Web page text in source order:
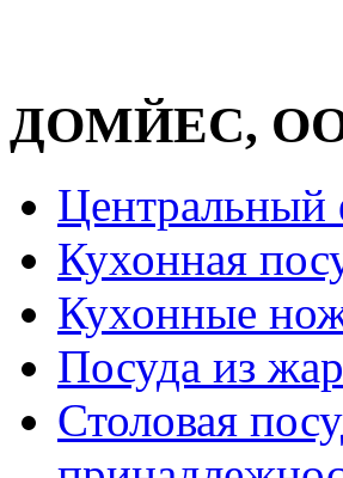
ДОМЙЕС,
Центральный
Кухонная
Кухонные
Посуда из
Столовая